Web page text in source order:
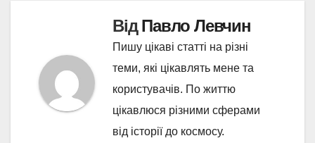
ВідПавло Левчин
Пишу цікаві статті на різні
теми, які цікавлять мене та
користувачів. По життю
цікавлюся різними сферами
від історії до космосу.